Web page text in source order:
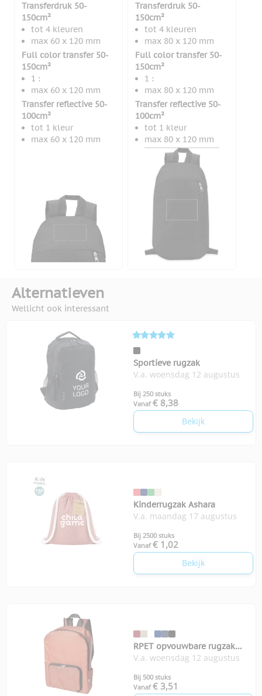
Transferdruk 50-
150cm²
tot 4 kleuren
max 60 x 120 mm
Full color transfer 50-
150cm²
1 :
max 60 x 120 mm
Transfer reflective 50-
100cm²
tot 1 kleur
max 60 x 120 mm
Transferdruk 50-
150cm²
tot 4 kleuren
max 80 x 120 mm
Full color transfer 50-
150cm²
1 :
max 80 x 120 mm
Transfer reflective 50-
100cm²
tot 1 kleur
max 80 x 120 mm
Alternatieven
Wellicht ook interessant
Sportieve rugzak
V.a. woensdag 12 augustus
Bij 250 stuks
Vanaf € 8,38
Bekijk
Kinderrugzak Ashara
V.a. maandag 17 augustus
Bij 2500 stuks
Vanaf € 1,02
Bekijk
RPET opvouwbare rugzak
EcoFold
V.a. woensdag 12 augustus
Bij 500 stuks
Vanaf € 3,51